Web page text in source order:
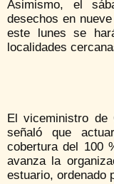
Asimismo, el
desechos en
este lunes se
localidades
El viceministro de
señaló que
cobertura del 100
avanza la
estuario, ordenado